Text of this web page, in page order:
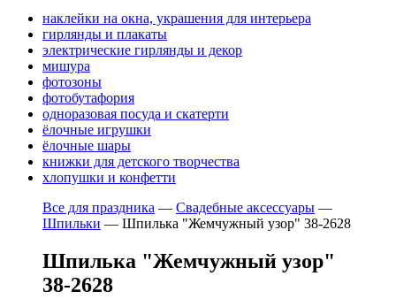
наклейки на окна, украшения для интерьера
гирлянды и плакаты
электрические гирлянды и декор
мишура
фотозоны
фотобутафория
одноразовая посуда и скатерти
ёлочные игрушки
ёлочные шары
книжки для детского творчества
хлопушки и конфетти
Все для праздника — Свадебные аксессуары —
Шпильки — Шпилька "Жемчужный узор" 38-2628
Шпилька "Жемчужный узор"
38-2628